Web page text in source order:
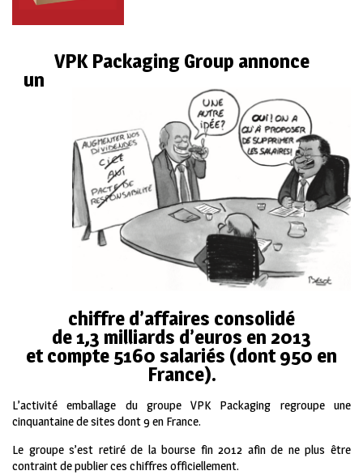
VPK Packaging Group annonce
un
chiffre d’affaires consolidé
de 1,3 milliards d’euros en 2013
et compte 5160 salariés (dont 950 en
France).
L’activité emballage du groupe VPK Packaging regroupe une
cinquantaine de sites dont 9 en France.
Le groupe s’est retiré de la bourse fin 2012 afin de ne plus être
contraint de publier ces chiffres officiellement.